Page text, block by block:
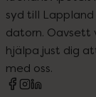
syd till Lappland
datorn. Oavsett
hjälpa just dig
med oss.